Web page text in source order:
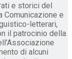
e storici del
Comunicazione e
letterari,
il patrocinio della
di alcuni